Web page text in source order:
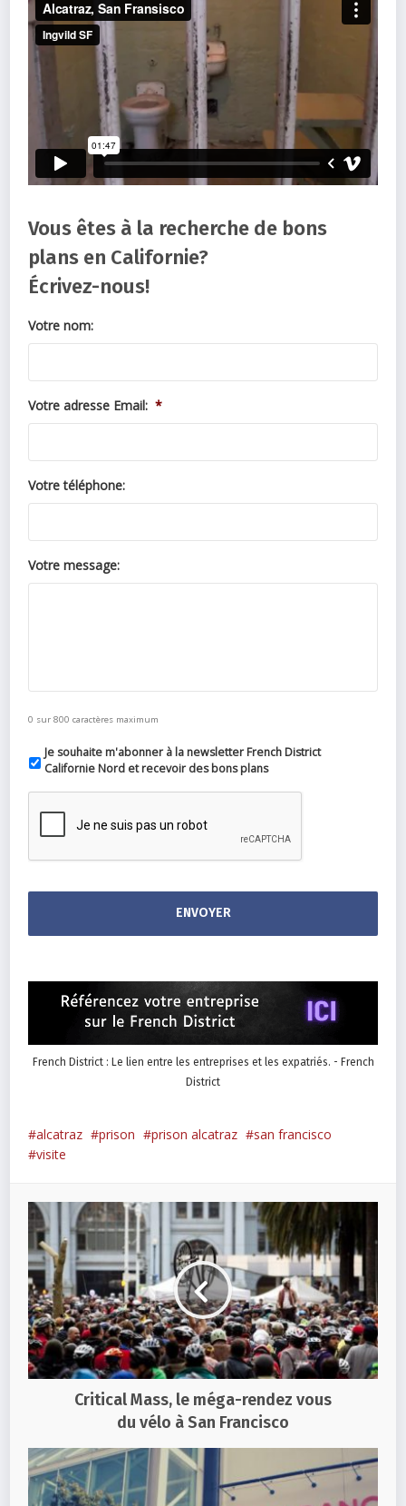
Vous êtes à la recherche de bons
plans en Californie?
Écrivez-nous!
Votre nom:
Votre adresse Email: *
Votre téléphone:
Votre message:
0 sur 800 caractères maximum
Je souhaite m'abonner à la newsletter French District
Californie Nord et recevoir des bons plans
French District : Le lien entre les entreprises et les expatriés. - French
District
alcatraz prison prison alcatraz
san francisco
visite
Critical Mass, le méga-rendez vous
du vélo à San Francisco